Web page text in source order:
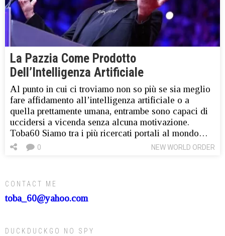
La Pazzia Come Prodotto
Dell’Intelligenza Artificiale
Al punto in cui ci troviamo non so più se sia meglio
fare affidamento all’intelligenza artificiale o a
quella prettamente umana, entrambe sono capaci di
uccidersi a vicenda senza alcuna motivazione.
Toba60 Siamo tra i più ricercati portali al mondo…
NEW WORLD ORDER
0
CONTACT ME
toba_60@yahoo.com
DUCKDUCKGO NO SPY